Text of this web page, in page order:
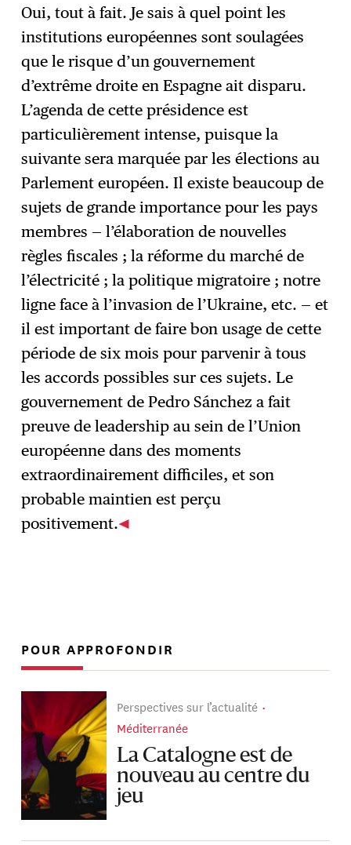
Oui, tout à fait. Je sais à quel point les
institutions européennes sont soulagées
que le risque d’un gouvernement
d’extrême droite en Espagne ait disparu.
L’agenda de cette présidence est
particulièrement intense, puisque la
suivante sera marquée par les élections au
Parlement européen. Il existe beaucoup de
sujets de grande importance pour les pays
membres — l’élaboration de nouvelles
règles fiscales ; la réforme du marché de
l’électricité ; la politique migratoire ; notre
ligne face à l’invasion de l’Ukraine, etc. — et
il est important de faire bon usage de cette
période de six mois pour parvenir à tous
les accords possibles sur ces sujets. Le
gouvernement de Pedro Sánchez a fait
preuve de leadership au sein de l’Union
européenne dans des moments
extraordinairement difficiles, et son
probable maintien est perçu
positivement.
POUR APPROFONDIR
Perspectives sur l’actualité
Méditerranée
La Catalogne est de
nouveau au centre du
jeu